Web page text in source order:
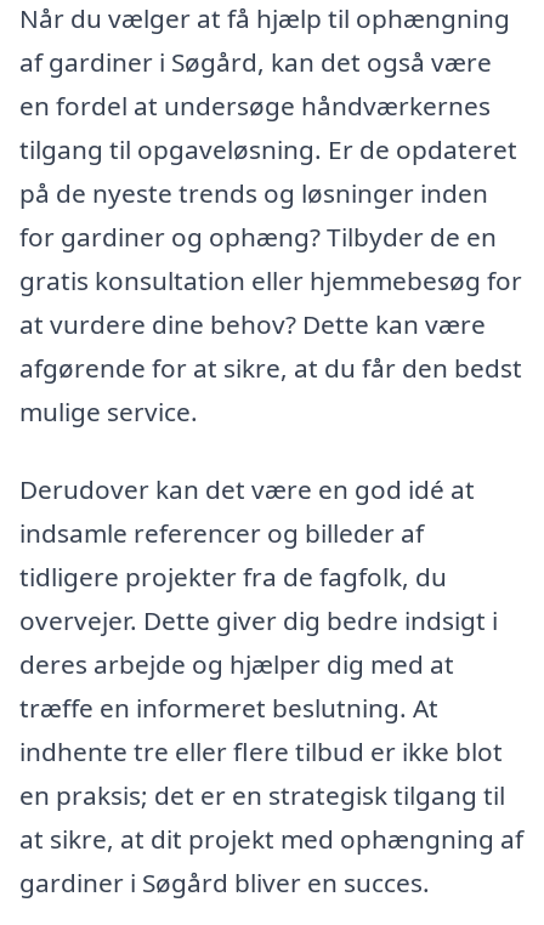
Når du vælger at få hjælp til ophængning
af gardiner i Søgård, kan det også være
en fordel at undersøge håndværkernes
tilgang til opgaveløsning. Er de opdateret
på de nyeste trends og løsninger inden
for gardiner og ophæng? Tilbyder de en
gratis konsultation eller hjemmebesøg for
at vurdere dine behov? Dette kan være
afgørende for at sikre, at du får den bedst
mulige service.
Derudover kan det være en god idé at
indsamle referencer og billeder af
tidligere projekter fra de fagfolk, du
overvejer. Dette giver dig bedre indsigt i
deres arbejde og hjælper dig med at
træffe en informeret beslutning. At
indhente tre eller flere tilbud er ikke blot
en praksis; det er en strategisk tilgang til
at sikre, at dit projekt med ophængning af
gardiner i Søgård bliver en succes.